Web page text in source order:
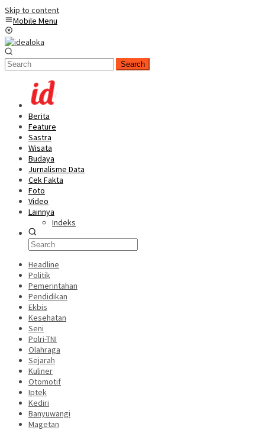
Skip to content
Mobile Menu
Search
Berita
Feature
Sastra
Wisata
Budaya
Jurnalisme Data
Cek Fakta
Foto
Video
Lainnya
Indeks
Headline
Politik
Pemerintahan
Pendidikan
Ekbis
Kesehatan
Seni
Polri-TNI
Olahraga
Sejarah
Kuliner
Otomotif
Iptek
Kediri
Banyuwangi
Magetan